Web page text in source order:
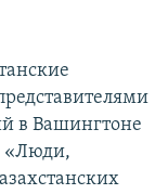
в Вашингтоне
«Люди,